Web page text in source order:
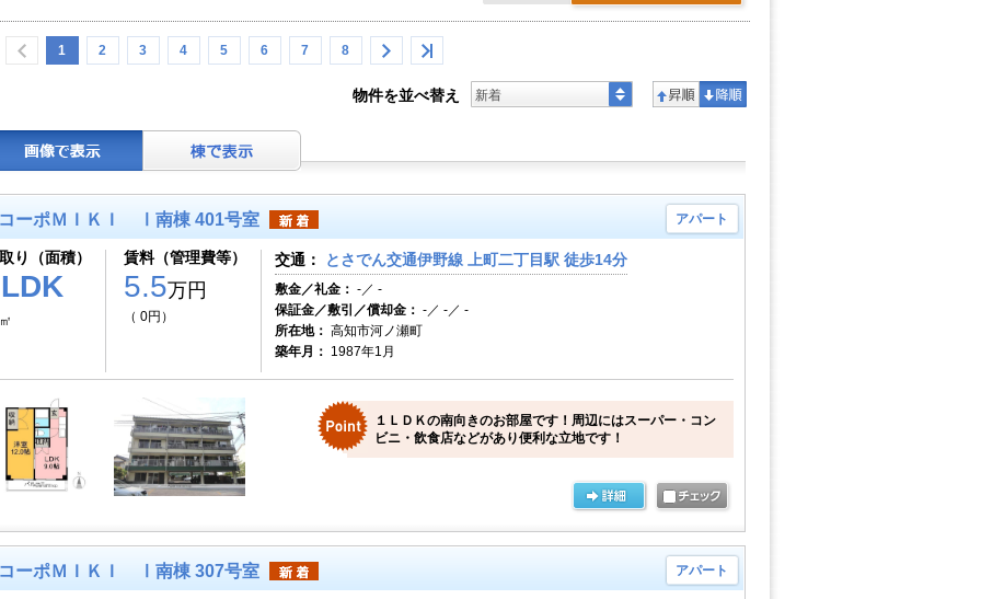
1 2 3 4 5 6 7 8
物件を並べ替え 新着
ーポＭＩＫＩ Ⅰ南棟 401号室 アパート
り（面積） 賃料（管理費等）
5.5万円
（ 0円）
交通： とさでん交通伊野線 上町二丁目駅 徒歩14分
敷金／礼金： -／ -
保証金／敷引／償却金： -／ -／ -
所在地： 高知市河ノ瀬町
築年月： 1987年1月
１ＬＤＫの南向きのお部屋です！周辺にはスーパー・コン
ビニ・飲食店などがあり便利な立地です！
ーポＭＩＫＩ Ⅰ南棟 307号室 アパート